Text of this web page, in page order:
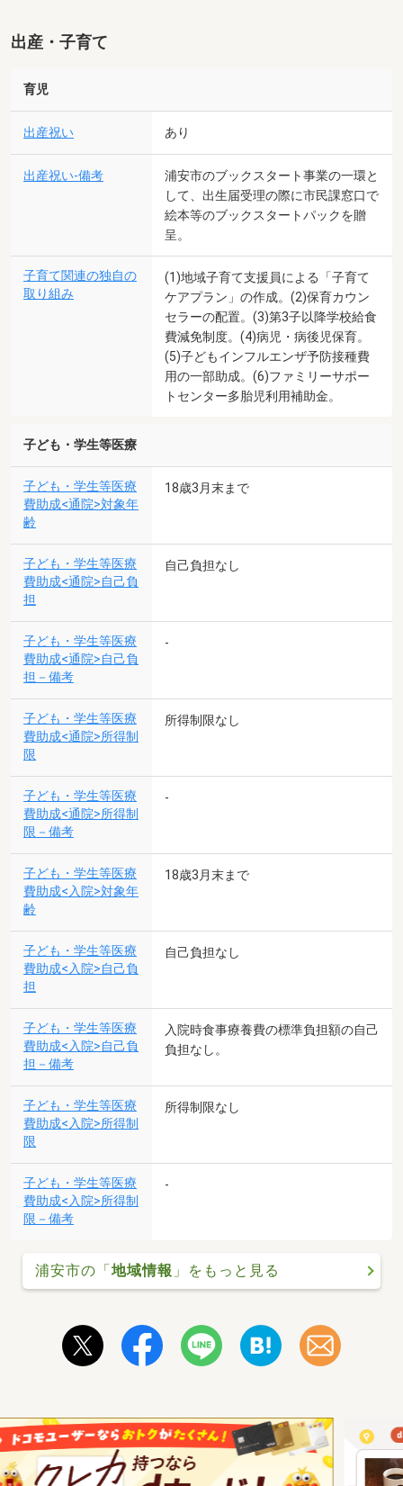
出産・子育て
育児
出産祝い あり
出産祝い-備考
浦安市のブックスタート事業の一環と
して、出生届受理の際に市民課窓口で
絵本等のブックスタートパックを贈
呈。
子育て関連の独自の
取り組み
(1)地域子育て支援員による「子育て
ケアプラン」の作成。(2)保育カウン
セラーの配置。(3)第3子以降学校給食
費減免制度。(4)病児・病後児保育。
(5)子どもインフルエンザ予防接種費
用の一部助成。(6)ファミリーサポー
トセンター多胎児利用補助金。
子ども・学生等医療
子ども・学生等医療
費助成<通院>対象年
齢
18歳3月末まで
子ども・学生等医療
費助成<通院>自己負
担
自己負担なし
子ども・学生等医療
費助成<通院>自己負
担－備考
-
子ども・学生等医療
費助成<通院>所得制
限
所得制限なし
子ども・学生等医療
費助成<通院>所得制
限－備考
-
子ども・学生等医療
費助成<入院>対象年
齢
18歳3月末まで
子ども・学生等医療
費助成<入院>自己負
担
自己負担なし
子ども・学生等医療
費助成<入院>自己負
担－備考
入院時食事療養費の標準負担額の自己
負担なし。
子ども・学生等医療
費助成<入院>所得制
限
所得制限なし
子ども・学生等医療
費助成<入院>所得制
限－備考
-
浦安市の「地域情報 」をもっと見る